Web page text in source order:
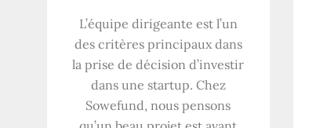
L’équipe dirigeante est l’un
des critères principaux dans
la prise de décision d’investir
dans une startup. Chez
Sowefund, nous pensons